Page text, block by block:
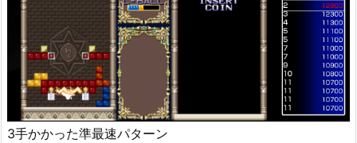
3手かかった準最速パターン